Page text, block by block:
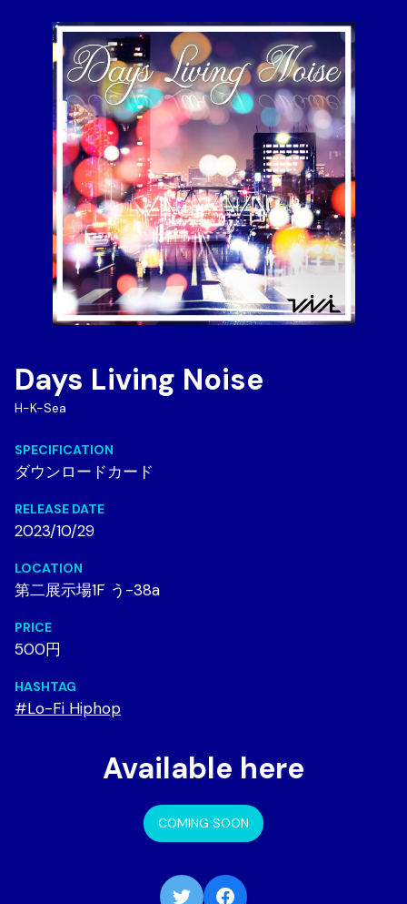
Days Living Noise
H-K-Sea
SPECIFICATION
ダウンロードカード
RELEASE DATE
2023/10/29
LOCATION
第二展示場1F う-38a
PRICE
500円
HASHTAG
#Lo-Fi Hiphop
Available here
COMING SOON